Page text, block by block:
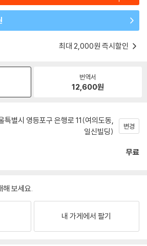
최대 2,000원 즉시할인
번역서
12,600원
특별시 영등포구 은행로 11(여의도동,
일신빌딩)
변경
무료
해 보세요.
내 가게에서 팔기